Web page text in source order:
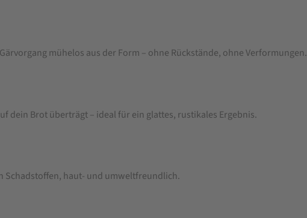
mühelos aus der Form – ohne Rückstände, ohne Verformungen.
dein Brot überträgt – ideal für ein glattes, rustikales Ergebnis.
Schadstoffen, haut- und umweltfreundlich.